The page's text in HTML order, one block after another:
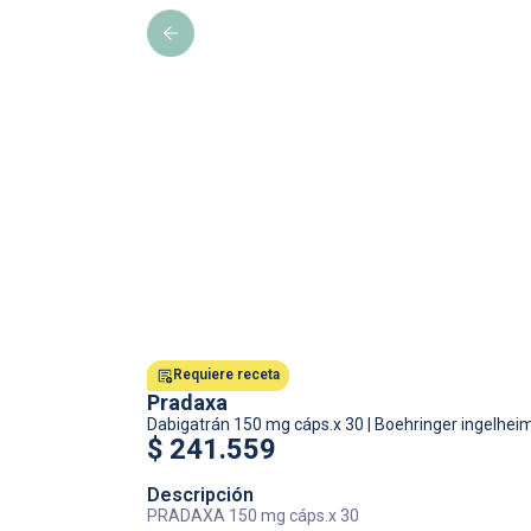
Requiere receta
Pradaxa
Dabigatrán 150 mg cáps.x 30 Boehringer
$ 241.559
Descripción
PRADAXA 150 mg cáps.x 30